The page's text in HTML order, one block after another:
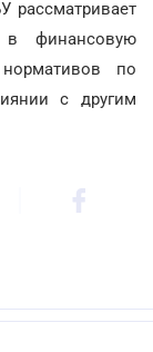
рассматривает
в финансовую
по
с другим